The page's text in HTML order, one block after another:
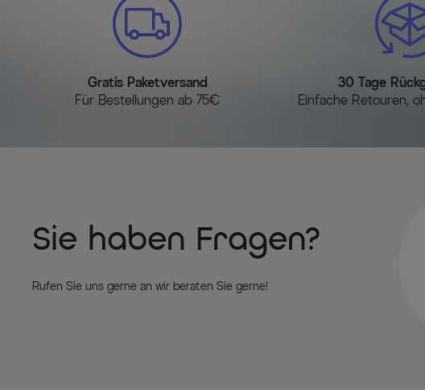
Gratis Paketversand
Für Bestellungen ab 75€
30 Tage
Einfache Retouren,
Sie haben Fragen?
Rufen Sie uns gerne an wir beraten Sie gerne!